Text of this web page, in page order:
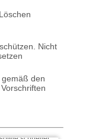
Nicht
den
22.09.2025